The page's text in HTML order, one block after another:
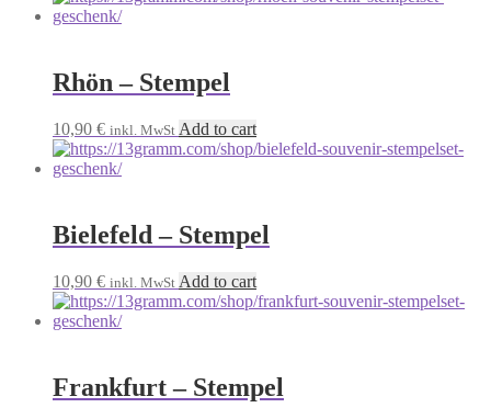
Rhön – Stempel
10,90 € inkl. MwSt Add to cart
Bielefeld – Stempel
10,90 € inkl. MwSt Add to cart
Frankfurt – Stempel